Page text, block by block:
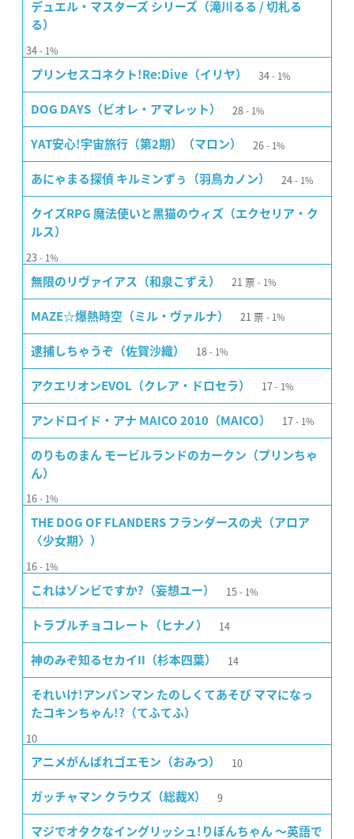
デュエル・マスターズ シリーズ（滝川るる / 切札る
る）
34 1%
プリンセスコネクト!Re:Dive（イリヤ） 34 1%
DOG DAYS（ビオレ・アマレット） 28 1%
YAT安心!宇宙旅行（第2期）（マロン） 26 1%
あにゃまる探偵 キルミンずぅ（羽鳥カノン） 24 1%
クイズRPG 魔法使いと黒猫のウィズ（エクセリア・ク
ルス）
23 1%
無限のリヴァイアス（和泉こずえ） 21 票 1%
MAZE☆爆熱時空（ミル・ヴァルナ） 21 票 1%
逮捕しちゃうぞ（佐賀沙織） 18 1%
アクエリオンEVOL（クレア・ドロセラ） 17 1%
アンドロイド・アナ MAICO 2010（MAICO） 17 1%
のりものまん モービルランドのカークン（プリンちゃ
ん）
16 1%
THE DOG OF FLANDERS フランダースの犬（アロア
〈少女期〉）
16 1%
これはゾンビですか?（妄想ユー） 15 1%
トラブルチョコレート（ヒナノ） 14
神のみぞ知るセカイII（杉本四葉） 14
それいけ!アンパンマン たのしくてあそび ママになっ
たコキンちゃん!?（てふてふ）
10
アニメがんばれゴエモン（おみつ） 10
ガッチャマン クラウズ（総裁X） 9
マジでオタクなイングリッシュ!りぼんちゃん 〜英語で